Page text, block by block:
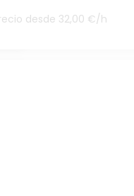
desde 32,00 €/h